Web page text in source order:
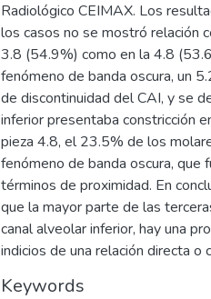
Radiológico CEIMAX. Los
los casos no se mostró relación
3.8 (54.9%) como en la 4.8
fenómeno de banda oscura, un
de discontinuidad del CAI, y se
inferior presentaba constricción
pieza 4.8, el 23.5% de los
fenómeno de banda oscura, que
términos de proximidad. En
que la mayor parte de las
canal alveolar inferior, hay una
indicios de una relación directa o
Keywords